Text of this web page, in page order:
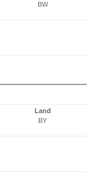
BW
Land
BY